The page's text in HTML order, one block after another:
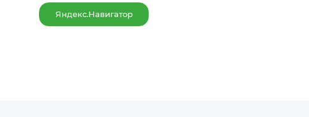
Яндекс.Навигатор